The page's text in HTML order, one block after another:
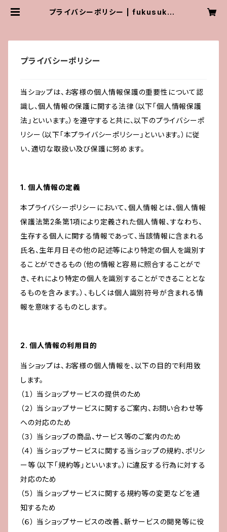
プライバシーポリシー | fukusuke9
プライバシーポリシー
当ショップは、お客様の個人情報保護の重要性について認
識し、個人情報の保護に関する法律（以下「個人情報保護
法」といいます。）を遵守すると共に、以下のプライバシーポ
リシー（以下「本プライバシーポリシー」といいます。）に従
い、適切な取扱い及び保護に努めます。
1. 個人情報の定義
本プライバシーポリシーにおいて、個人情報とは、個人情報
保護法第2条第1項により定義された個人情報、すなわち、
生存する個人に関する情報であって、当該情報に含まれる
氏名、生年月日その他の記述等により特定の個人を識別す
ることができるもの（他の情報と容易に照合することがで
き、それにより特定の個人を識別することができることとな
るものを含みます。）、もしくは個人識別符号が含まれる情
報を意味するものとします。
2. 個人情報の利用目的
当ショップは、お客様の個人情報を、以下の目的で利用致
します。
（１） 当ショップサービスの提供のため
（２） 当ショップサービスに関するご案内、お問い合わせ等
への対応のため
（３） 当ショップの商品、サービス等のご案内のため
（４） 当ショップサービスに関する当ショップの規約、ポリシ
ー等（以下「規約等」といいます。）に違反する行為に対する
対応のため
（５） 当ショップサービスに関する規約等の変更などを通
知するため
（６） 当ショップサービスの改善、新サービスの開発等に役